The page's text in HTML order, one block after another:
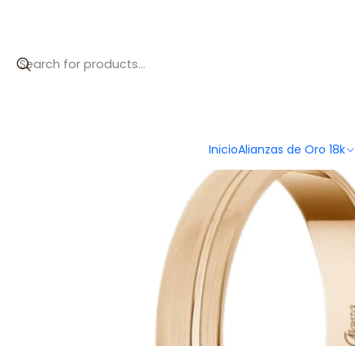
InicioAlianzas de Oro 18k